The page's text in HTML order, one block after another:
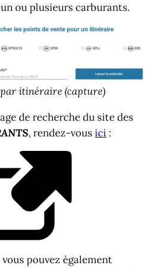
itinéraire (capture)
, rendez-vous ici:
questions (FAQ) du site et